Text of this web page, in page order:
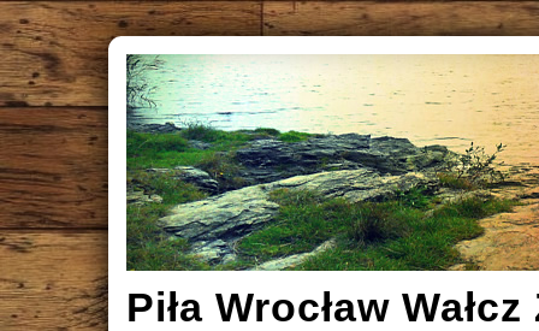
Piła Wrocław